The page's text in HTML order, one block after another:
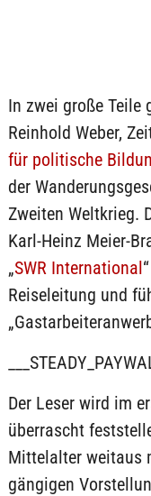
In zwei große Teile
Reinhold Weber,
für politische
der
Zweiten Weltkrieg.
Karl-Heinz Meier-
„SWR International
Reiseleitung und
Der Leser wird im
überrascht
Mittelalter weitaus
gängigen